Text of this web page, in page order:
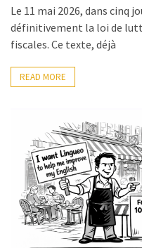
Le 11 mai 2026, dans cinq
définitivement la loi de
fiscales. Ce texte, déjà
READ MORE